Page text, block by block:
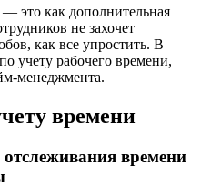
это как дополнительная
не захочет
как все упростить. В
учету рабочего времени,
менеджмента.
времени
времени